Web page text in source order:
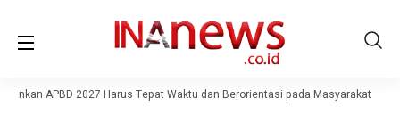
APBD 2027 Harus Tepat Waktu dan Berorientasi pada Masyarakat